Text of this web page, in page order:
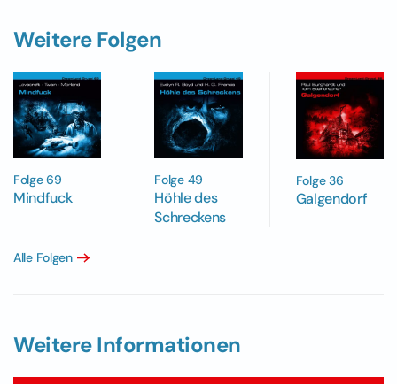
Weitere Folgen
Folge 69
Mindfuck
Folge 49
Höhle des
Schreckens
Folge 36
Galgendorf
Alle Folgen
Weitere Informationen